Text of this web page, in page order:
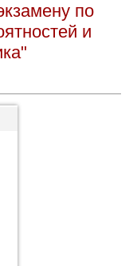
по
и